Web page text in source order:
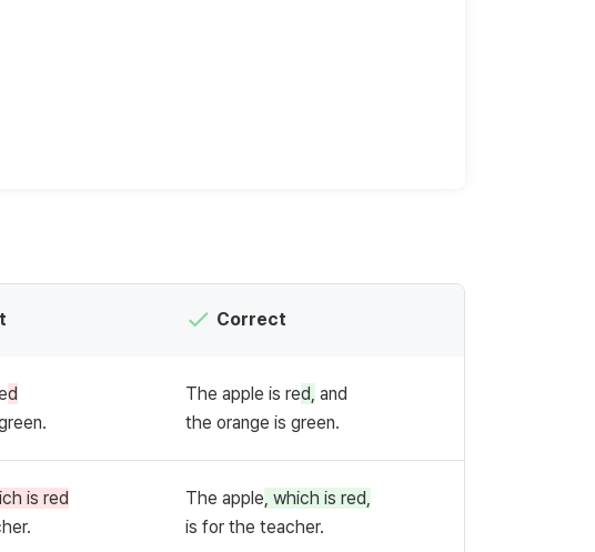
Correct
d
The apple is red, and
the orange is green.
is red
The apple , which is red,
is for the teacher.